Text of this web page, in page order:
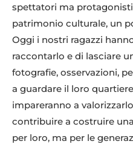
spettatori ma
patrimonio culturale, un
Oggi i nostri ragazzi
raccontarlo e di lasciare
fotografie, osservazioni,
a guardare il loro
impareranno a
contribuire a costruire
per loro, ma per le